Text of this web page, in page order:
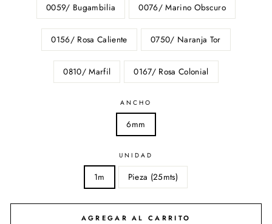
0059/ Bugambilia 0076/ Marino Obscuro
0156/ Rosa Caliente 0750/ Naranja Tor
0810/ Marfil 0167/ Rosa Colonial
ANCHO
6mm
UNIDAD
1m Pieza (25mts)
AGREGAR AL CARRITO